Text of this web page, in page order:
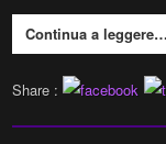
Continua a leggere…
Share :